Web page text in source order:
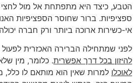
הטבע, כיצד היא מתפתחת אל מול לחצי
ספציפיות. ברור שחוסר הספציפיות
אי-כשירות ארוכה ביותר ורק חברה
לפני שמתחילה הברירה האכזרית לפעול
להיזון בכל דרך אפשרית. כלומר, מין שלא
לאוכלו למרות שאין הוא מותאם לו כלל,